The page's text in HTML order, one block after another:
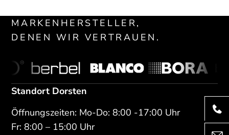
MARKENHERSTELLER,
DENEN WIR VERTRAUEN.
Standort Dorsten
Öffnungszeiten: Mo-Do: 8:00 -17:00 Uhr
Fr: 8:00 – 15:00 Uhr